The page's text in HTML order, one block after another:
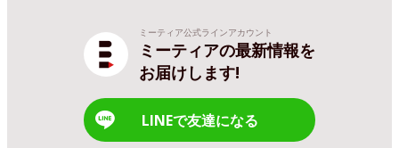
ミーティア公式ラインアカウント
ミーティアの最新情報を
お届けします!
LINEで友達になる